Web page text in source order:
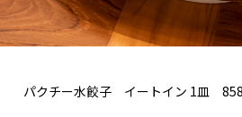
パクチー水餃子 イートイン 1皿